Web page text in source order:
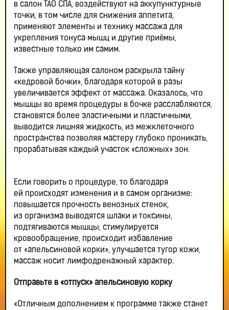
в салон ТАО СПА, воздействуют на аккупунктурные
точки, в том числе для снижения аппетита,
применяют элементы и технику массажа для
укрепления тонуса мышц и другие приёмы,
известные только им самим.
Также управляющая салоном раскрыла тайну
«кедровой бочки», благодаря которой в разы
увеличивается эффект от массажа. Оказалось, что
мышцы во время процедуры в бочке расслабляются,
становятся более эластичными и пластичными,
выводится лишняя жидкость, из межклеточного
пространства позволяя мастеру глубоко проникать,
прорабатывая каждый участок «сложных» зон.
Если говорить о процедуре, то благодаря
ей происходят изменения и в самом организме:
повышается прочность венозных стенок,
из организма выводятся шлаки и токсины,
подтягиваются мышцы, стимулируется
кровообращение, происходит избавление
от «апельсиновой корки», улучшается тугор кожи,
массаж носит лимфодренажный характер.
Отправьте в «отпуск» апельсиновую корку
«Отличным дополнением к программе также станет